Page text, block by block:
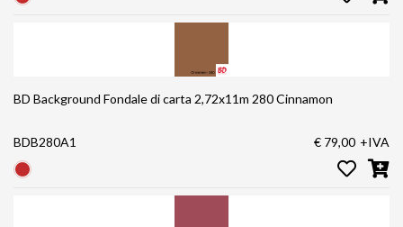
BD Background Fondale di carta 2,72x11m 280 Cinnamon
BDB280A1 € 79,00 +IVA